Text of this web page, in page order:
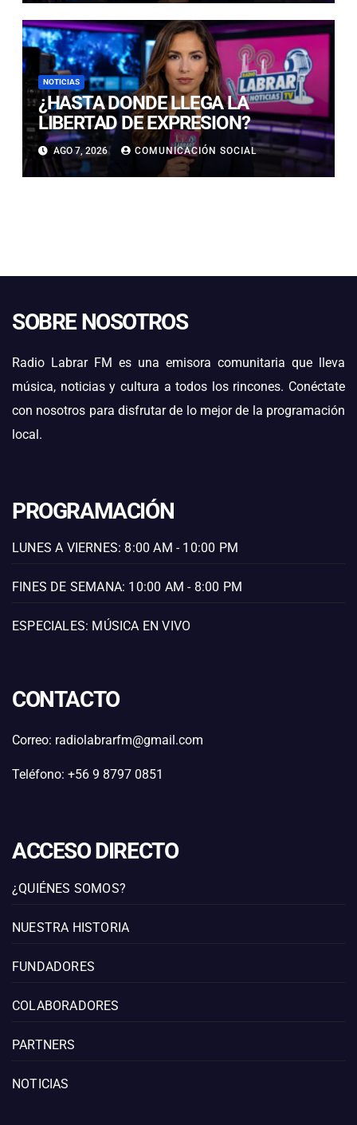
NOTICIAS
¿HASTA DONDE LLEGA LA
LIBERTAD DE EXPRESION?
AGO 7, 2026 COMUNICACIÓN SOCIAL
SOBRE NOSOTROS
Radio Labrar FM es una emisora comunitaria que lleva
música, noticias y cultura a todos los rincones. Conéctate
con nosotros para disfrutar de lo mejor de la programación
local.
PROGRAMACIÓN
LUNES A VIERNES: 8:00 AM - 10:00 PM
FINES DE SEMANA: 10:00 AM - 8:00 PM
ESPECIALES: MÚSICA EN VIVO
CONTACTO
Correo: radiolabrarfm@gmail.com
Teléfono: +56 9 8797 0851
ACCESO DIRECTO
¿QUIÉNES SOMOS?
NUESTRA HISTORIA
FUNDADORES
COLABORADORES
PARTNERS
NOTICIAS